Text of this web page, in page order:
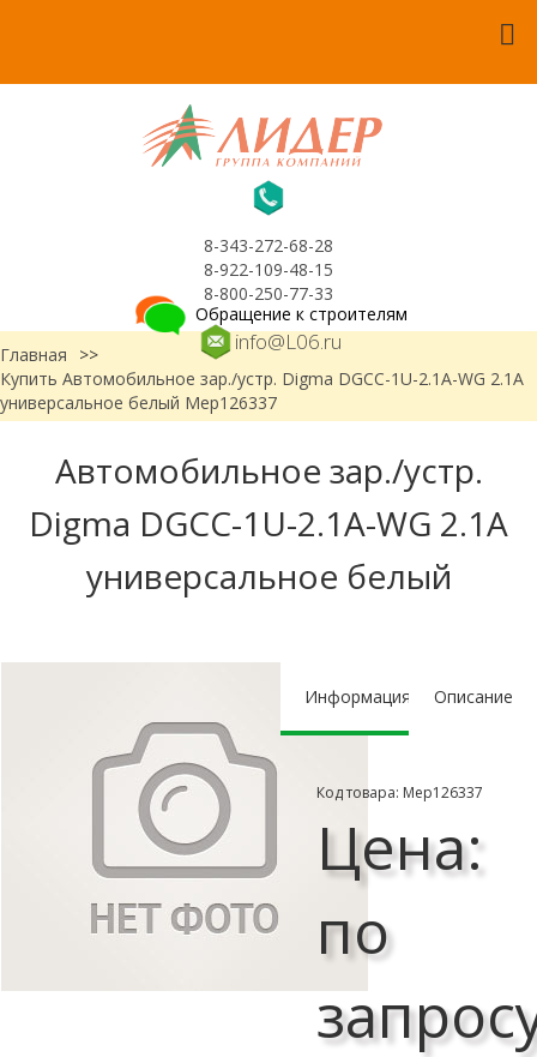
8-343-272-68-28
8-922-109-48-15
8-800-250-77-33
info@L06.ru
Обращение к строителям
Главная
>>
Купить Автомобильное зар./устр. Digma DGCC-1U-2.1A-WG 2.1A
универсальное белый Мер126337
Автомобильное зар./устр.
Digma DGCC-1U-2.1A-WG 2.1A
универсальное белый
Информация Описание
Код товара: Мер126337
Цена:
по